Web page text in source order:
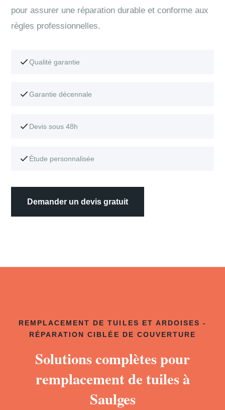
pour assurer une réparation durable et conforme aux
règles professionnelles.
Qualité garantie
Garantie décennale
Devis sous 48h
Étude personnalisée
Demander un devis gratuit
REMPLACEMENT DE TUILES ET ARDOISES -
RÉPARATION CIBLÉE DE COUVERTURE
Solutions complètes pour
remplacement de tuiles à
Saulges